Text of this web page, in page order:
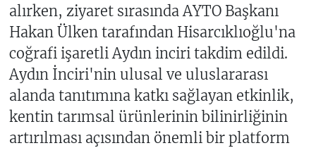
alırken, ziyaret sırasında AYTO Başkanı
Hakan Ülken tarafından Hisarcıklıoğlu'na
coğrafi işaretli Aydın inciri takdim edildi.
Aydın İnciri'nin ulusal ve uluslararası
alanda tanıtımına katkı sağlayan etkinlik,
kentin tarımsal ürünlerinin bilinirliğinin
artırılması açısından önemli bir platform